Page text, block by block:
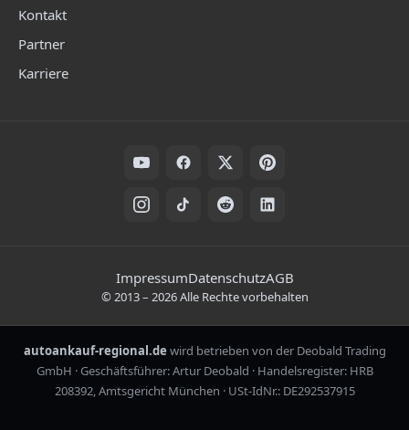
Kontakt
Partner
Karriere
Folge uns auf Social Media
Rechtliche HinweiseImpressumDatenschutzAGB
© 2013– 2026Alle Rechte vorbehalten
autoankauf-regional.de wird betrieben von der Deobald Trading
GmbH · Geschäftsführer: Artur Deobald · Handelsregister: HRB
208392, Amtsgericht München · USt-IdNr.: DE292537915